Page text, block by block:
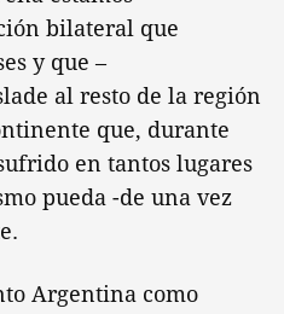
bilateral que
y que –
al resto de la región
que, durante
en tantos lugares
pueda -de una vez
Argentina como